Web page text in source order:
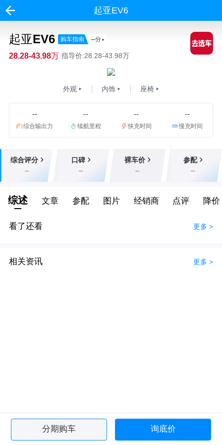
起亚EV6
起亚EV6 购车指南 --分
28.28-43.98万 指导价:28.28-43.98万
外观 内饰 座椅
--
综合输出力
--
续航里程
--
快充时间
--
慢充时间
综合评分
--
口碑
--
裸车价
--
参配
--
综述 文章 参配 图片 经销商 点评 降价
看了还看 更多 >
相关资讯 更多 >
分期购车 询底价